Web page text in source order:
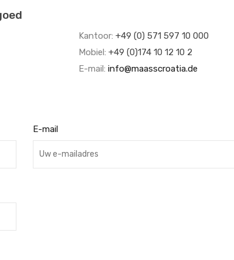
Kantoor: +49 (0) 571 597 10 000
Mobiel: +49 (0)174 10 12 10 2
E-mail: info@maasscroatia.de
E-mail